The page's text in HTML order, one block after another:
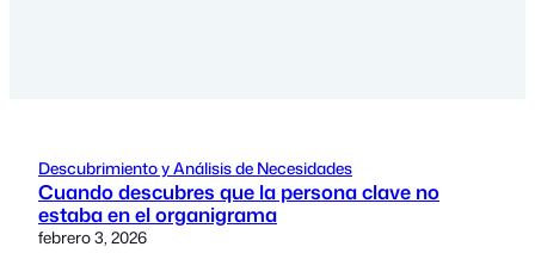
Descubrimiento y Análisis de Necesidades
Cuando descubres que la persona clave no
estaba en el organigrama
febrero 3, 2026